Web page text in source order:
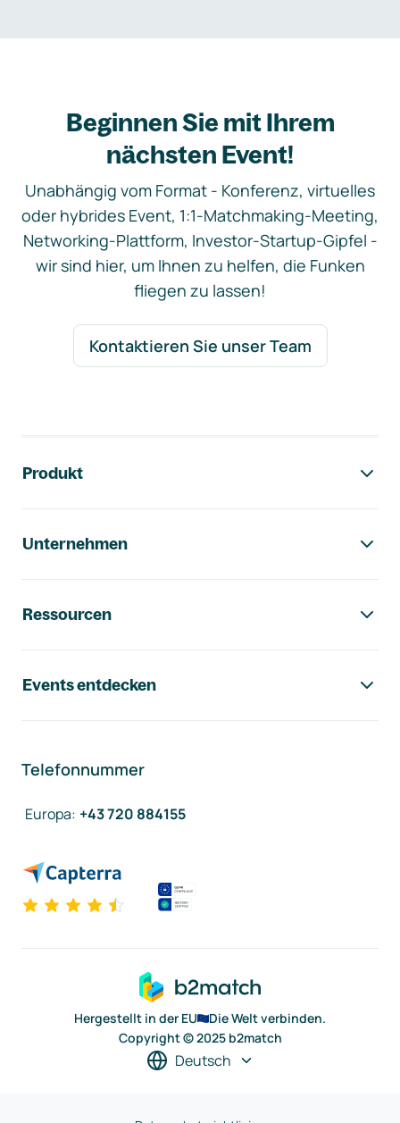
Beginnen Sie mit Ihrem
nächsten Event!
Unabhängig vom Format - Konferenz, virtuelles
oder hybrides Event, 1:1-Matchmaking-Meeting,
Networking-Plattform, Investor-Startup-Gipfel -
wir sind hier, um Ihnen zu helfen, die Funken
fliegen zu lassen!
Kontaktieren Sie unser Team
Produkt
Unternehmen
Ressourcen
Events entdecken
Telefonnummer
Europa: +43 720 884155
Hergestellt in der EU
Die Welt verbinden.
Copyright © 2025 b2match
Deutsch